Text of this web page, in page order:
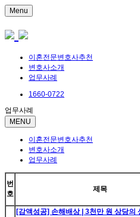
Menu
이혼전문변호사추천
변호사소개
업무사례
1660-0722
업무사례
MENU
이혼전문변호사추천
변호사소개
업무사례
번
호
제목
[감액성공] 손해배상 | 3천만 원 상당의